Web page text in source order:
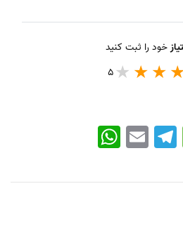
خود را ثبت کنید
5
WhatsApp EmailTelegram